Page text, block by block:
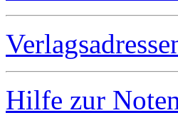
Hilfe zur